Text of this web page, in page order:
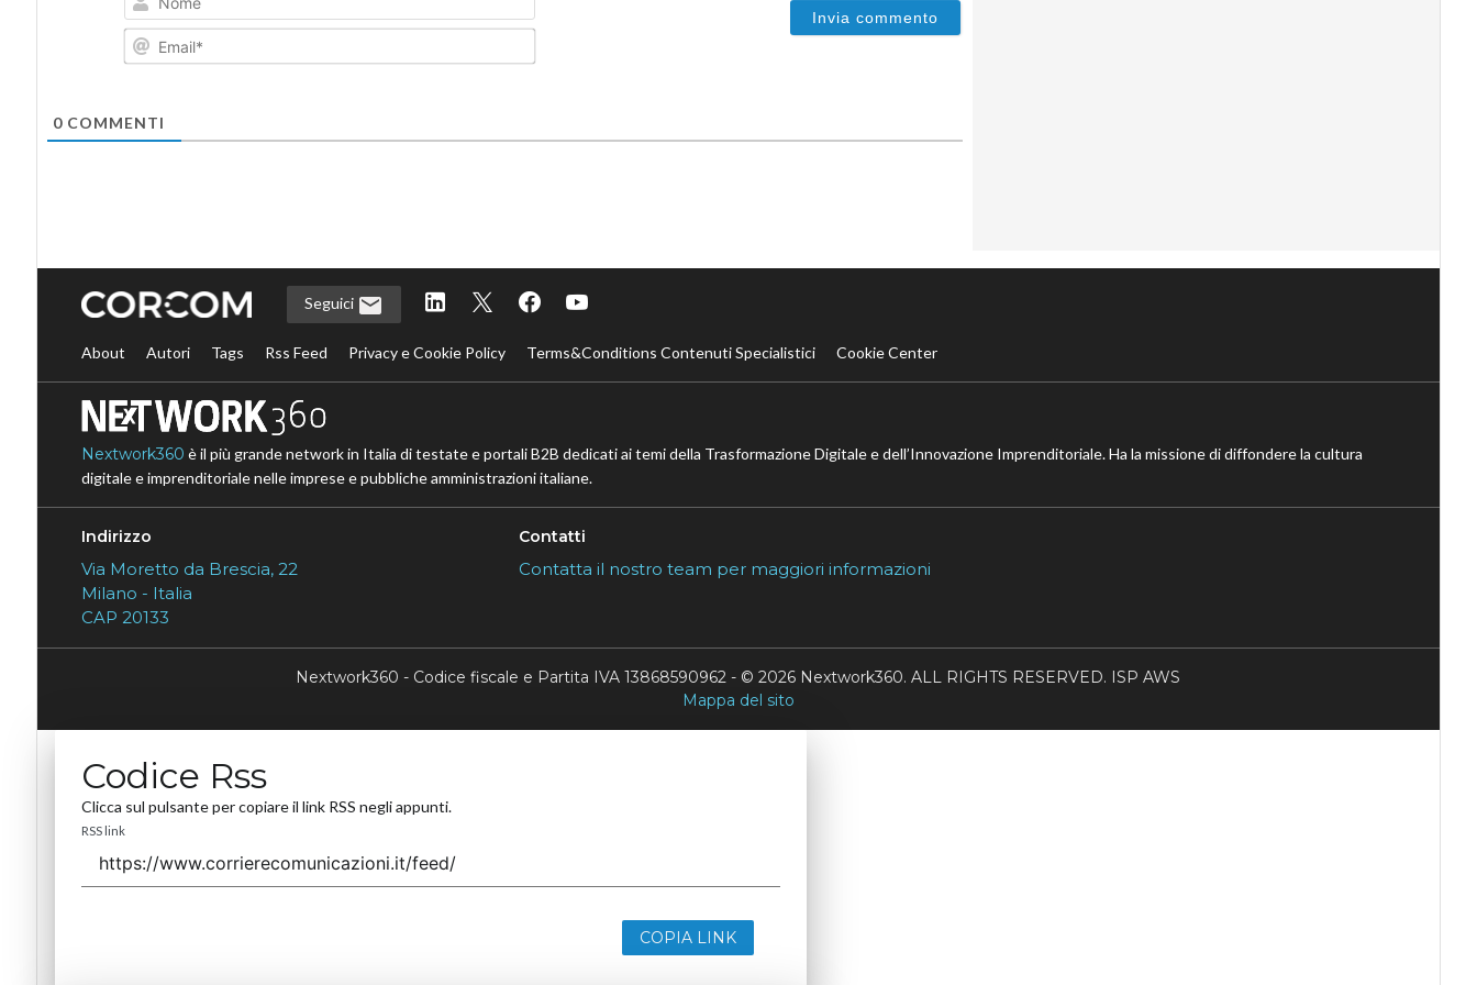
Email*
0COMMENTI
Seguici
About Autori Tags Rss Feed Privacy e Cookie Policy Terms&Conditions Contenuti Specialistici Cookie Center
Nextwork360 è il più grande network in Italia di testate e portali B2B dedicati ai temi della Trasformazione Digitale e dell’Innovazione Imprenditoriale. Ha la missione di diffondere la cultura
digitale e imprenditoriale nelle imprese e pubbliche amministrazioni italiane.
Indirizzo
Via Moretto da Brescia, 22
Milano - Italia
CAP 20133
Contatti
Contatta il nostro team per maggiori informazioni
Nextwork360 - Codice fiscale e Partita IVA 13868590962 - © 2026 Nextwork360. ALL RIGHTS RESERVED. ISP AWS
Mappa del sito
Codice Rss
Clicca sul pulsante per copiare il link RSS negli appunti.
RSS link
COPIA LINK